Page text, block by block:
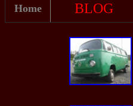
Home BLOG